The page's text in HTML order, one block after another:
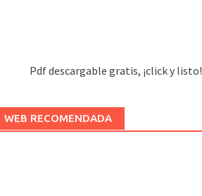
Pdf descargable gratis, ¡click y listo!
WEB RECOMENDADA